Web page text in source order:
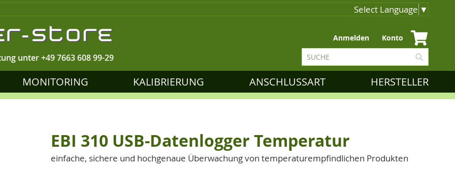
Select Language ▼
unter+49 7663 608 99-29
Zum
Inhalt
springen
Anmelden Konto
Suche
MONITORING KALIBRIERUNG ANSCHLUSSART HERSTELLER
EBI 310 USB-Datenlogger Temperatur
einfache, sichere und hochgenaue Überwachung von temperaturempfindlichen Produkten